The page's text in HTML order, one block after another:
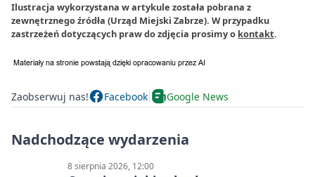
Ilustracja wykorzystana w artykule została pobrana z
zewnętrznego źródła (Urząd Miejski Zabrze). W przypadku
zastrzeżeń dotyczących praw do zdjęcia prosimy o kontakt.
Zaobserwuj nas! Facebook Google News
Nadchodzące wydarzenia
8 sierpnia 2026, 12:00